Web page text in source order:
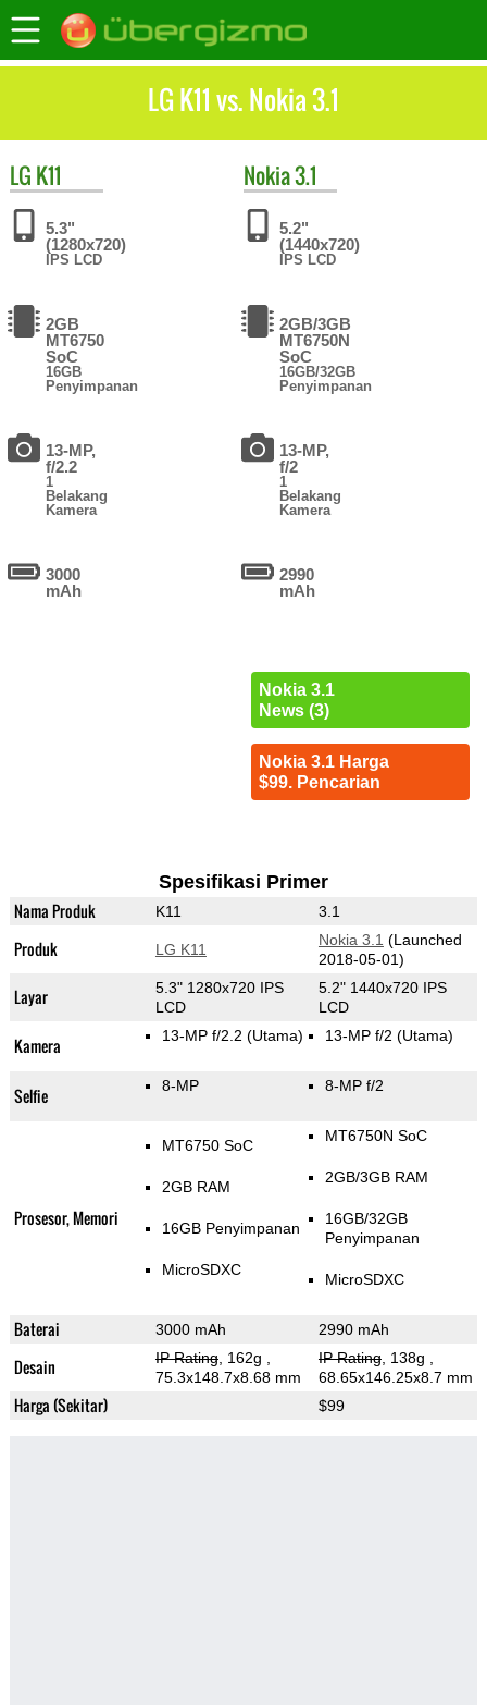
LG K11 vs. Nokia 3.1
LG K11
5.3"
(1280x720)
IPS LCD
2GB
MT6750
SoC
16GB
Penyimpanan
13-MP,
f/2.2
1
Belakang
Kamera
3000
mAh
Nokia3.1
5.2"
(1440x720)
IPS LCD
2GB/3GB
MT6750N
SoC
16GB/32GB
Penyimpanan
13-MP,
f/2
1
Belakang
Kamera
2990
mAh
Nokia 3.1
News (3)
Nokia 3.1 Harga
$99. Pencarian
Spesifikasi Primer
Nama Produk K11 3.1
Produk LG K11
Nokia 3.1 (Launched
2018-05-01)
Layar
5.3" 1280x720 IPS
LCD
5.2" 1440x720 IPS
LCD
Kamera 13-MP f/2.2 (Utama) 13-MP f/2 (Utama)
Selfie 8-MP 8-MP f/2
Prosesor, Memori
MT6750 SoC
2GB RAM
16GB Penyimpanan
MicroSDXC
MT6750N SoC
2GB/3GB RAM
16GB/32GB
Penyimpanan
MicroSDXC
Baterai 3000 mAh 2990 mAh
Desain IP Rating, 162g
75.3x148.7x8.68 mm
IP Rating, 138g
68.65x146.25x8.7 mm
Harga (Sekitar) $99